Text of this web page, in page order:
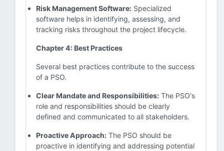
Risk Management Software: Specialized
software helps in identifying, assessing, and
tracking risks throughout the project lifecycle.
Chapter 4: Best Practices
Several best practices contribute to the success
of a PSO.
Clear Mandate and Responsibilities: The PSO's
role and responsibilities should be clearly
defined and communicated to all stakeholders.
Proactive Approach: The PSO should be
proactive in identifying and addressing potential